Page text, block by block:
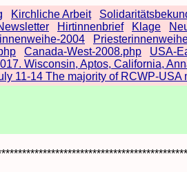
Kirchliche Arbeit
Hirtinnenbrief Klage
2004
Canada-West-2008.php USA-
Wisconsin, Aptos, California,
11-14 The majority of RCWP-